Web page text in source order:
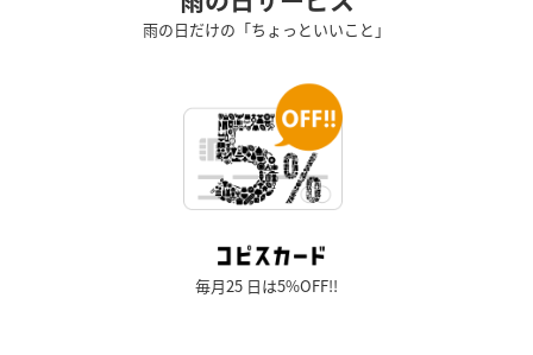
雨の日だけの「ちょっといいこと」
毎月25 日は5%OFF!!